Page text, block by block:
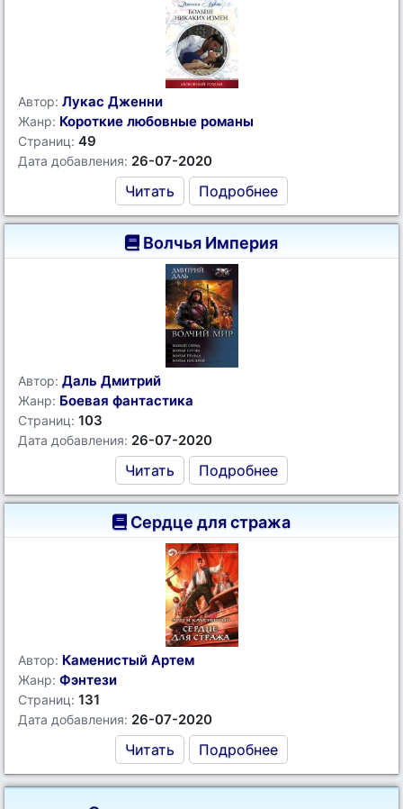
Автор: Лукас Дженни
Жанр: Короткие любовные романы
Страниц: 49
Дата добавления: 26-07-2020
Читать Подробнее
Волчья Империя
Автор: Даль Дмитрий
Жанр: Боевая фантастика
Страниц: 103
Дата добавления: 26-07-2020
Читать Подробнее
Сердце для стража
Автор: Каменистый Артем
Жанр: Фэнтези
Страниц: 131
Дата добавления: 26-07-2020
Читать Подробнее